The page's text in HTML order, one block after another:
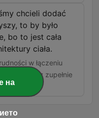
chcieli dodać
to by było
bo to jest cała
ciała.
w łączeniu
z zupełnie
на